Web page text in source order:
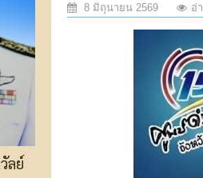
ลย์
8 มิถุนายน 2569 อ่